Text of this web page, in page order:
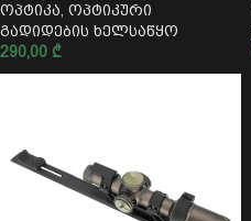
ოპტიკა ოპტიკური
გადიდების ხელსაწყო
290,00 ₾